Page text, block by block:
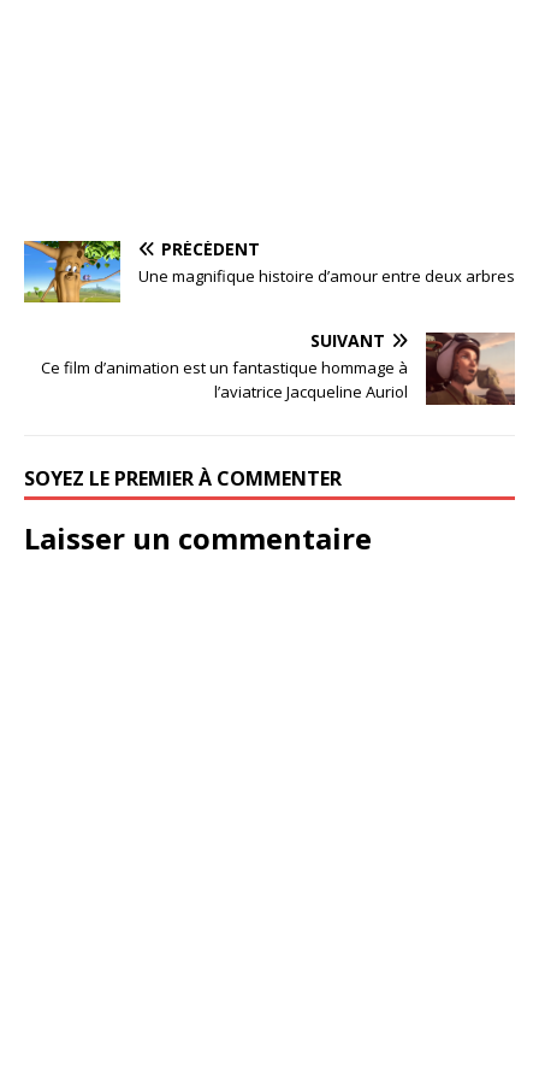
PRÉCÉDENT
Une magnifique histoire d’amour entre deux arbres
SUIVANT
Ce film d’animation est un fantastique hommage à
l’aviatrice Jacqueline Auriol
SOYEZ LE PREMIER À COMMENTER
Laisser un commentaire